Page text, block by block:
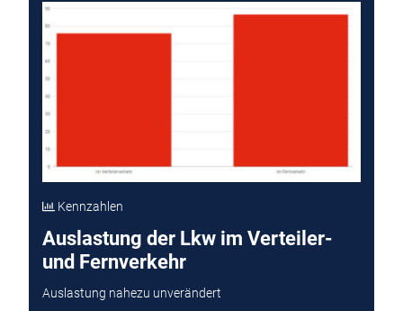
Kennzahlen
Auslastung der Lkw im Verteiler-
und Fernverkehr
Auslastung nahezu unverändert